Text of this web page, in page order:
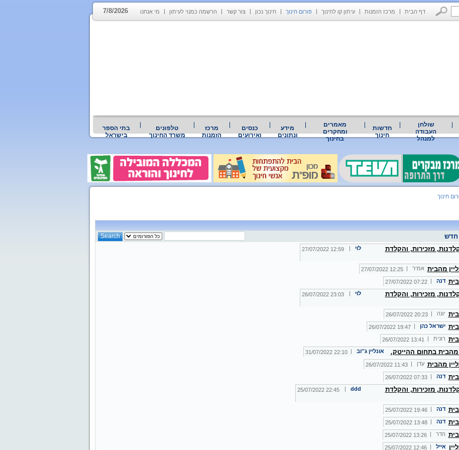
דף הבית מרכז הזמנות עיתון קו לחינוך פורום חינוך חינוך נכון צור קשר הרשמה כמנוי לעיתון מי אנחנו 7/8/2026
שולחן
העבודה
למנהל
חדשות
חינוך
מאמרים
ומחקרים
בחינוך
מידע
ונתונים
כנסים
ואירועים
מרכז
הזמנות
טלפונים
משרד החינוך
בתי הספר
בישראל
חינוך
חדש
מזכירות, והקלדת
לוי |
12:59 27/07/2022
מהבית אמיר | 12:25 27/07/2022
דנה |
07:22 27/07/2022
מזכירות, והקלדת
לוי |
23:03 26/07/2022
יונה | 20:23 26/07/2022
ישראל כהן |
19:47 26/07/2022
רונית | 13:41 26/07/2022
מהבית בתחום ההייטק. אונליין ג''וב |
22:10 31/07/2022
מהבית עדן | 11:43 26/07/2022
דנה |
07:33 26/07/2022
מזכירות, והקלדת
ddd
|
22:45 25/07/2022
דנה |
19:46 25/07/2022
דנה |
13:48 25/07/2022
הדר | 13:26 25/07/2022
אייל |
12:46 25/07/2022